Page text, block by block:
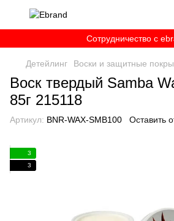
Сотрудничество c
Детейлинг Воски и защитные
Воск твердый Samba
85г 215118
Артикул: BNR-WAX-SMB100 Оставить
3
3